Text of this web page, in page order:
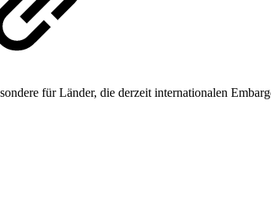
für Länder, die derzeit internationalen